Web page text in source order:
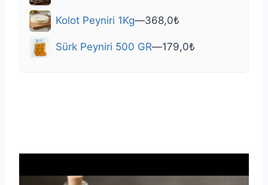
Kolot Peyniri 1Kg—368,0₺
Sürk Peyniri 500 GR—179,0₺